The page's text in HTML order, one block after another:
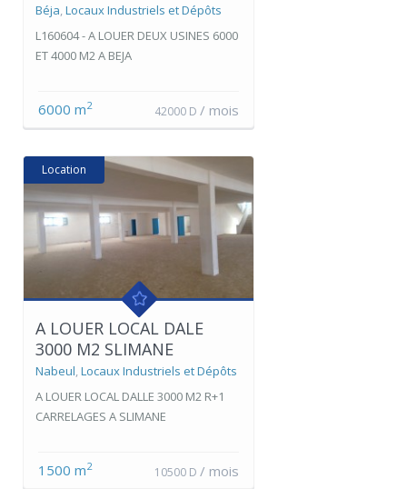
Béja,Locaux Industriels et Dépôts
L160604 - A LOUER DEUX USINES 6000
ET 4000 M2 A BEJA
6000 m2 42000 D / mois
Location
A LOUER LOCAL DALE
3000 M2 SLIMANE
Nabeul,Locaux Industriels et Dépôts
A LOUER LOCAL DALLE 3000 M2 R+1
CARRELAGES A SLIMANE
1500 m2 10500 D / mois